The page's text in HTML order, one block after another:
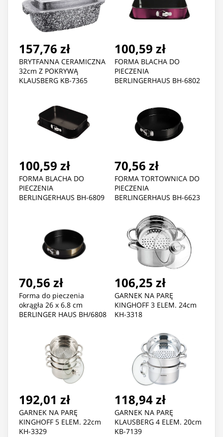
157,76 zł
BRYTFANNA CERAMICZNA
32cm Z POKRYWĄ
KLAUSBERG KB-7365
100,59 zł
FORMA BLACHA DO
PIECZENIA
BERLINGERHAUS BH-6802
100,59 zł
FORMA BLACHA DO
PIECZENIA
BERLINGERHAUS BH-6809
70,56 zł
FORMA TORTOWNICA DO
PIECZENIA
BERLINGERHAUS BH-6623
70,56 zł
Forma do pieczenia
okrągła 26 x 6.8 cm
BERLINGER HAUS BH/6808
106,25 zł
GARNEK NA PARĘ
KINGHOFF 3 ELEM. 24cm
KH-3318
192,01 zł
GARNEK NA PARĘ
KINGHOFF 5 ELEM. 22cm
KH-3329
118,94 zł
GARNEK NA PARĘ
KLAUSBERG 4 ELEM. 20cm
KB-7139